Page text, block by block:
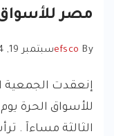
مصر للأسواق
By
efscoسبتمبر 19, 2024
إنعقدت الجمعية
الثالثة مساءآ .